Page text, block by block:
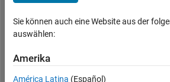
|
Aktiv
2021
Sie können auch eine Website aus der
auswählen:
Amerika
América Latina (Español)